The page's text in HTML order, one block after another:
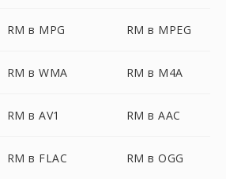
RM в MPG RM в MPEG
RM в WMA RM в M4A
RM в AV1 RM в AAC
RM в FLAC RM в OGG